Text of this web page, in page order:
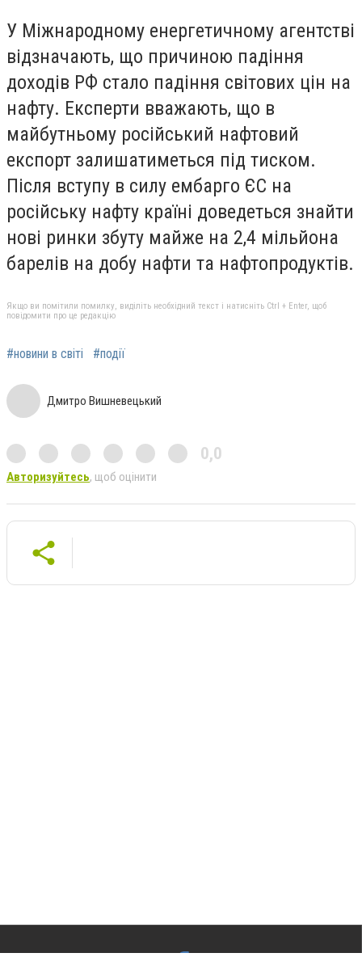
У Міжнародному енергетичному агентстві
відзначають, що причиною падіння
доходів РФ стало падіння світових цін на
нафту. Експерти вважають, що в
майбутньому російський нафтовий
експорт залишатиметься під тиском.
Після вступу в силу ембарго ЄС на
російську нафту країні доведеться знайти
нові ринки збуту майже на 2,4 мільйона
барелів на добу нафти та нафтопродуктів.
Якщо ви помітили помилку, виділіть необхідний текст і натисніть Ctrl + Enter, щоб
повідомити про це редакцію
#новини в світі #події
Дмитро Вишневецький
0,0
Авторизуйтесь, щоб оцінити